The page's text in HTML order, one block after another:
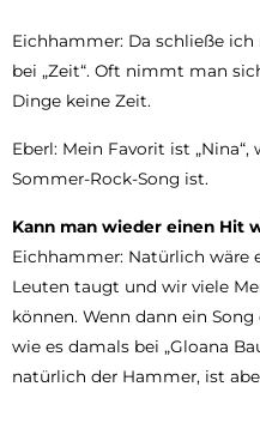
Eichhammer: Da schließe
bei „Zeit“. Oft nimmt man
Dinge keine Zeit.
Eberl: Mein Favorit ist
Sommer-Rock-Song ist.
Kann man wieder einen Hit
Eichhammer: Natürlich wäre
Leuten taugt und wir viele
können. Wenn dann ein
wie es damals bei „Gloana
natürlich der Hammer, ist